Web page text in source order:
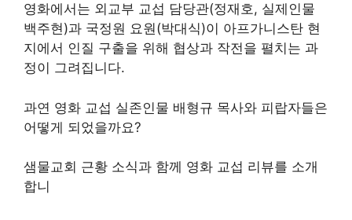
영화에서는 외교부 교섭 담당관(정재호, 실제인물
백주현)과 국정원 요원(박대식)이 아프가니스탄 현
지에서 인질 구출을 위해 협상과 작전을 펼치는 과
정이 그려집니다.
과연 영화 교섭 실존인물 배형규 목사와 피랍자들은
어떻게 되었을까요?
샘물교회 근황 소식과 함께 영화 교섭 리뷰를 소개
합니